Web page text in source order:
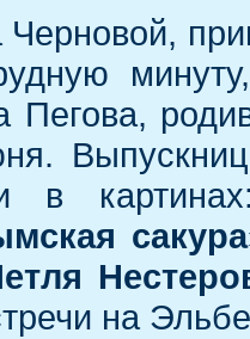
Пегова,
в
сакура
на